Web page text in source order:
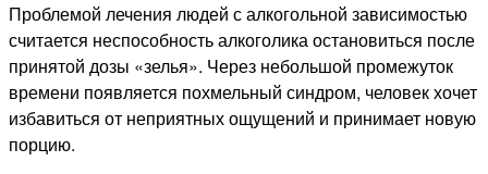
Проблемой лечения людей с алкогольной зависимостью
считается неспособность алкоголика остановиться после
принятой дозы «зелья». Через небольшой промежуток
времени появляется похмельный синдром, человек хочет
избавиться от неприятных ощущений и принимает новую
порцию.